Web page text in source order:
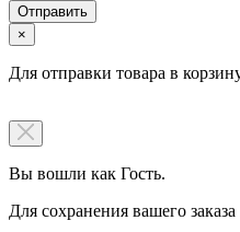
×
Для отправки товара в
Вы вошли как Гость.
Для сохранения вашего